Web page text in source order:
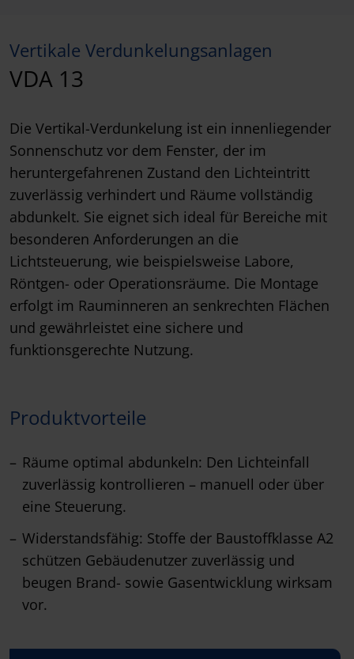
Vertikale Verdunkelungsanlagen
VDA 13
Die Vertikal-Verdunkelung ist ein innenliegender
Sonnenschutz vor dem Fenster, der im
heruntergefahrenen Zustand den Lichteintritt
zuverlässig verhindert und Räume vollständig
abdunkelt. Sie eignet sich ideal für Bereiche mit
besonderen Anforderungen an die
Lichtsteuerung, wie beispielsweise Labore,
Röntgen- oder Operationsräume. Die Montage
erfolgt im Rauminneren an senkrechten Flächen
und gewährleistet eine sichere und
funktionsgerechte Nutzung.
Produktvorteile
Räume optimal abdunkeln: Den Lichteinfall
zuverlässig kontrollieren – manuell oder über
eine Steuerung.
Widerstandsfähig: Stoffe der Baustoffklasse A2
schützen Gebäudenutzer zuverlässig und
beugen Brand- sowie Gasentwicklung wirksam
vor.